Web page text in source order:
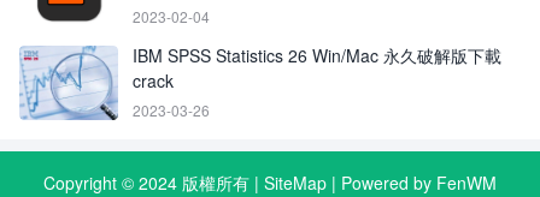
2023-02-04
IBM SPSS Statistics 26 Win/Mac 永久破解版下載
crack
2023-03-26
Copyright © 2024 版權所有 | SiteMap | Powered by FenWM